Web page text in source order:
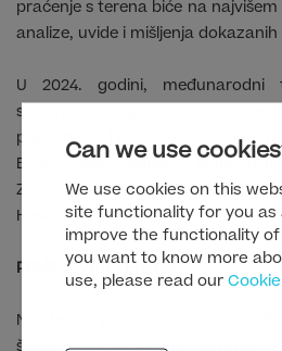
Can we use
We use cookies on this
site functionality for you as
improve the functionality
you want to know more
use, please read our
praćenje s terena biće na
analize, uvide i mišljenja
U 2024. godini, međunarodni
stručnjaka, koji će pratiti
pobednika i finalista Grend slem
Evert, Džon Mekinro, Mets
Zverev, Aliz Lima i Laura
Henmana.
PRIČE IZVAN TERENA
Noviteti u ponudi, kao što je
šljake, Rafaelu Nadalu, editorijal